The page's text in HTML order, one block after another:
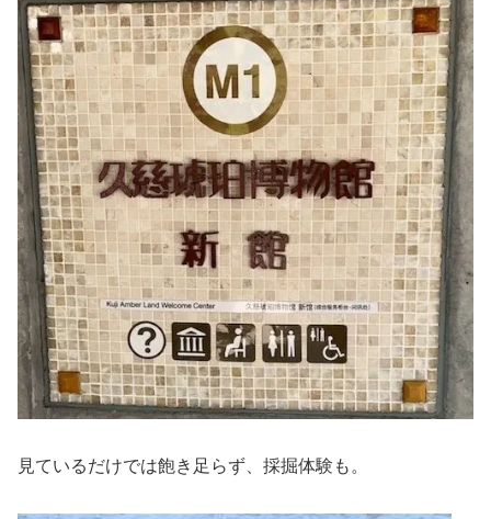
見ているだけでは飽き足らず、採掘体験も。